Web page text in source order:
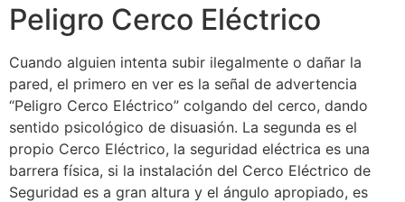
Peligro Cerco Eléctrico
Cuando alguien intenta subir ilegalmente o dañar la
pared, el primero en ver es la señal de advertencia
“Peligro Cerco Eléctrico” colgando del cerco, dando
sentido psicológico de disuasión. La segunda es el
propio Cerco Eléctrico, la seguridad eléctrica es una
barrera física, si la instalación del Cerco Eléctrico de
Seguridad es a gran altura y el ángulo apropiado, es